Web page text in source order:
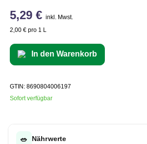
5,29 € inkl. Mwst.
2,00 € pro 1 L
In den Warenkorb
GTIN: 8690804006197
Sofort verfügbar
🥗 Nährwerte